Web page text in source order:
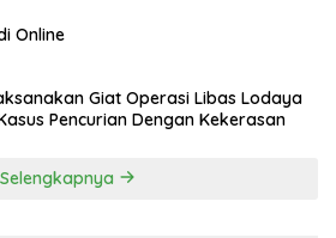
Online
Giat Operasi Libas Lodaya
Pencurian Dengan Kekerasan
Selengkapnya